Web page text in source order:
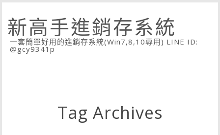
新高手進銷存系統
一套簡單好用的進銷存系統(Win7,8,10專用) LINE ID:
@gcy9341p
Tag Archives